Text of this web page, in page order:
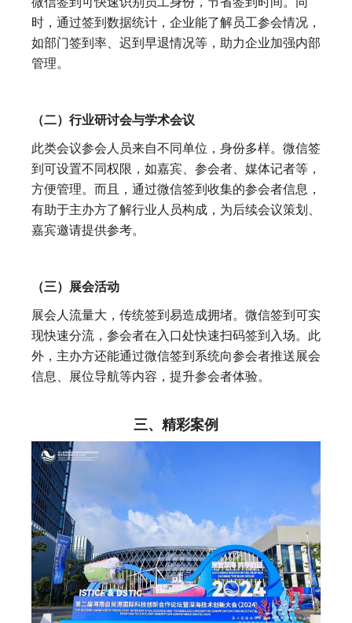
时，通过签到数据统计，企业能了解员工参会情况，
如部门签到率、迟到早退情况等，助力企业加强内部
管理。
（二）行业研讨会与学术会议
此类会议参会人员来自不同单位，身份多样。微信签
到可设置不同权限，如嘉宾、参会者、媒体记者等，
方便管理。而且，通过微信签到收集的参会者信息，
有助于主办方了解行业人员构成，为后续会议策划、
嘉宾邀请提供参考。
（三）展会活动
展会人流量大，传统签到易造成拥堵。微信签到可实
现快速分流，参会者在入口处快速扫码签到入场。此
外，主办方还能通过微信签到系统向参会者推送展会
信息、展位导航等内容，提升参会者体验。
三、精彩案例